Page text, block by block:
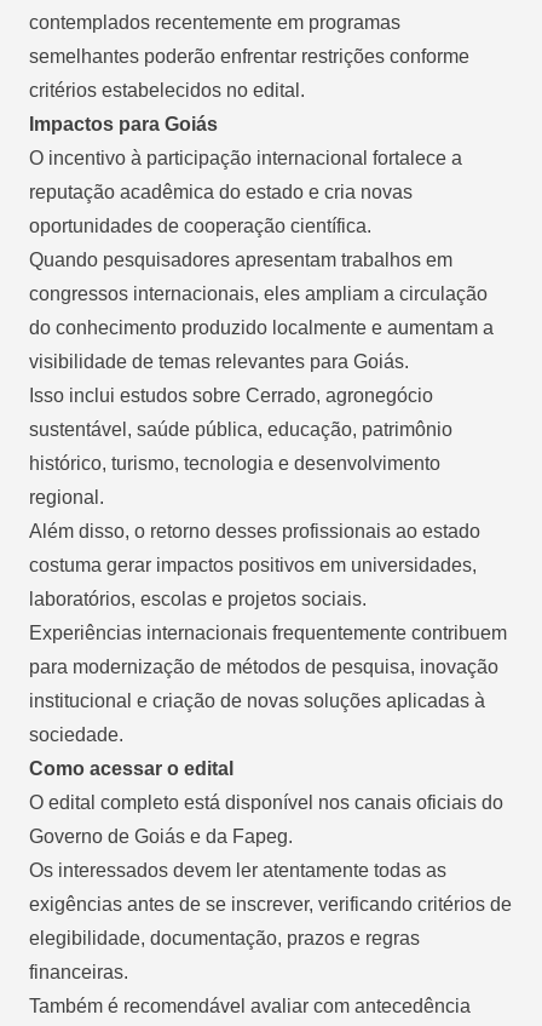
contemplados recentemente em programas
semelhantes poderão enfrentar restrições conforme
critérios estabelecidos no edital.
Impactos para Goiás
O incentivo à participação internacional fortalece a
reputação acadêmica do estado e cria novas
oportunidades de cooperação científica.
Quando pesquisadores apresentam trabalhos em
congressos internacionais, eles ampliam a circulação
do conhecimento produzido localmente e aumentam a
visibilidade de temas relevantes para Goiás.
Isso inclui estudos sobre Cerrado, agronegócio
sustentável, saúde pública, educação, patrimônio
histórico, turismo, tecnologia e desenvolvimento
regional.
Além disso, o retorno desses profissionais ao estado
costuma gerar impactos positivos em universidades,
laboratórios, escolas e projetos sociais.
Experiências internacionais frequentemente contribuem
para modernização de métodos de pesquisa, inovação
institucional e criação de novas soluções aplicadas à
sociedade.
Como acessar o edital
O edital completo está disponível nos canais oficiais do
Governo de Goiás e da Fapeg.
Os interessados devem ler atentamente todas as
exigências antes de se inscrever, verificando critérios de
elegibilidade, documentação, prazos e regras
financeiras.
Também é recomendável avaliar com antecedência